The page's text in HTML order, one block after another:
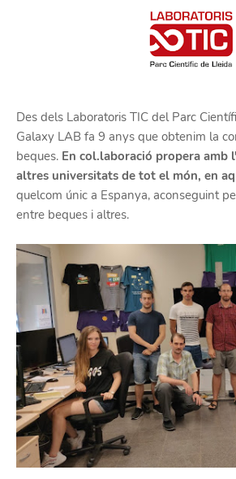
Des dels Laboratoris TIC del Parc
Galaxy LAB fa 9 anys que obtenim la
beques. En col.laboració propera amb
altres universitats de tot el món, en
quelcom únic a Espanya, aconseguint
entre beques i altres.